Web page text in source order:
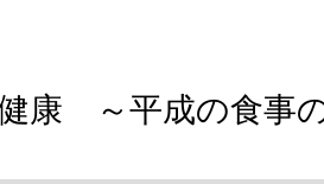
健康 ～平成の食